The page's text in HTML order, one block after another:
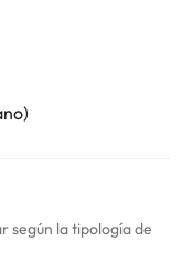
según la tipología de